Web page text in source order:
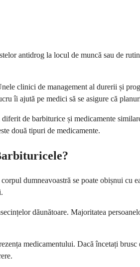
antidrog la locul de muncă sau de
clinici de management al durerii și
îi ajută pe medici să se asigure că
de barbiturice și medicamente
două tipuri de medicamente.
dumneavoastră se poate obișnui cu
dăunătoare. Majoritatea
medicamentului. Dacă încetați